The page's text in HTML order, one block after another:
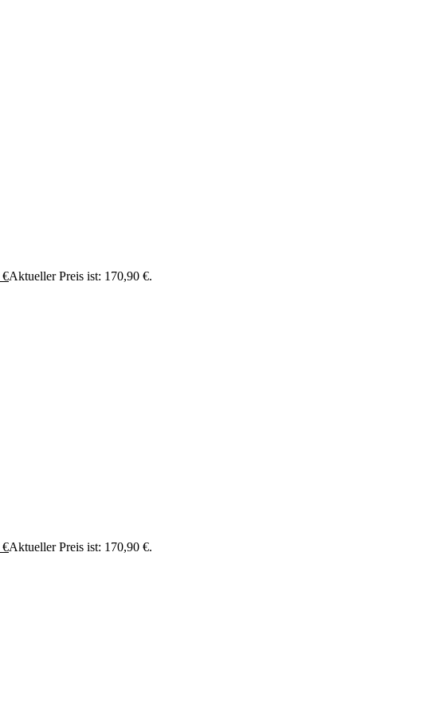
€Aktueller Preis ist: 170,90 €.
€Aktueller Preis ist: 170,90 €.